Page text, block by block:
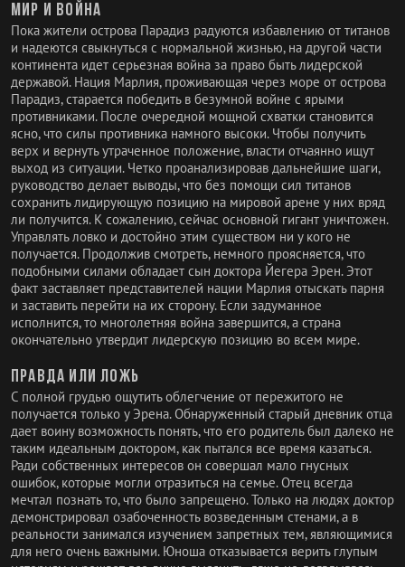
Мир и война
Пока жители острова Парадиз радуются избавлению от титанов
и надеются свыкнуться с нормальной жизнью, на другой части
континента идет серьезная война за право быть лидерской
державой. Нация Марлия, проживающая через море от острова
Парадиз, старается победить в безумной войне с ярыми
противниками. После очередной мощной схватки становится
ясно, что силы противника намного высоки. Чтобы получить
верх и вернуть утраченное положение, власти отчаянно ищут
выход из ситуации. Четко проанализировав дальнейшие шаги,
руководство делает выводы, что без помощи сил титанов
сохранить лидирующую позицию на мировой арене у них вряд
ли получится. К сожалению, сейчас основной гигант уничтожен.
Управлять ловко и достойно этим существом ни у кого не
получается. Продолжив смотреть, немного проясняется, что
подобными силами обладает сын доктора Йегера Эрен. Этот
факт заставляет представителей нации Марлия отыскать парня
и заставить перейти на их сторону. Если задуманное
исполнится, то многолетняя война завершится, а страна
окончательно утвердит лидерскую позицию во всем мире.
Правда или ложь
С полной грудью ощутить облегчение от пережитого не
получается только у Эрена. Обнаруженный старый дневник отца
дает воину возможность понять, что его родитель был далеко не
таким идеальным доктором, как пытался все время казаться.
Ради собственных интересов он совершал мало гнусных
ошибок, которые могли отразиться на семье. Отец всегда
мечтал познать то, что было запрещено. Только на людях доктор
демонстрировал озабоченность возведенным стенами, а в
реальности занимался изучением запретных тем, являющимися
для него очень важными. Юноша отказывается верить глупым